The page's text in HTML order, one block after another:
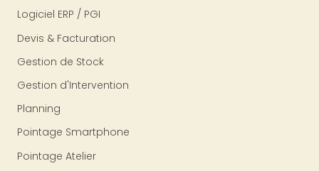
Logiciel ERP / PGI
Devis & Facturation
Gestion de Stock
Gestion d'Intervention
Planning
Pointage Smartphone
Pointage Atelier